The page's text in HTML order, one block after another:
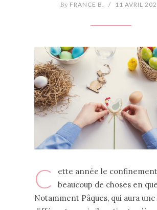
By FRANCE B. / 11 AVRIL
C
ette année le
beaucoup de choses en
Notamment Pâques, qui aura